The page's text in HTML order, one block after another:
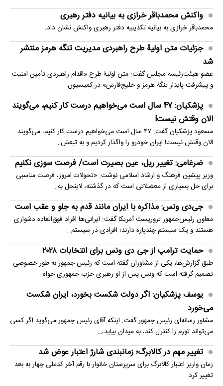
واکنش محمدباقر خرازی به بیانیه دفتر رهبری
محمدباقر خرازی به بیانیه تکذیبیه دفتر رهبری واکنش نشان داد.
جزئیات متن اولیۀ طرح راهبردی مدیریت تنگه هرمز منتشر
شد
عضو هیئت‌رئیسه مجلس گفت: متن اولیۀ طرح «اقدام راهبردی تأمین امنیت
و پیشرفت پایدار تنگۀ هرمز و خلیج‌فارس» در کمیسیون…
پزشکیان: ۴۷ سال است می‌خواهیم درست کار کنیم، می‌گویند
الان وقتش نیست!
مسعود پزشکیان گفت: ۴۷ سال است می‌خواهیم درست کار کنیم، می‌گویند
الان وقتش نیست! ایران خودرو را واگذار کردیم و به تبعش…
ضرغامی: تغییر ریل، عین بصیرت است/ فرصت سوزی نکنیم
وزیر پیشین فرهنگ و ارشاد اسلامی نوشت: «تحولات امروز، فرصت مناسبی
برای حل بسیاری از معضلاتی‌ است که در گذشته، لاینحل به…
جی‌دی ونس: مذاکره با ایران مانند قدم به جلو و عقب است
معاون رئیس‌جمهور تروریست آمریکا گفت: ایرانی‌ها افراد فوق‌العاده دشواری
هستند و یک سیستم چندپاره دارند؛ افرادی در سیستم…
حمایت ترامپ از جی دی ونس برای انتخابات ۲۰۲۸
طبق گزارش‌ها، یکی از مشاوران گفته است که رئیس جمهور به طور خصوصی
تصمیم گرفته است که ونس پس از او رهبری حزب جمهوری خواه…
یوسف پزشکیان: اگر دولت شکست بخورد، ایران شکست
می‌خورد
مشاور رسانه‌ای رئیس جمهور گفت: اینکه آقای رئیس جمهور می‌گوید اگر کسی
می‌تواند تورم را کنترل کند، به میدان بیاید،…
تغییر مهم در کالابرگ؛ زمانبندی‌ شارژ اعتبار عوض شد
زمان واریز اعتبار کالابرگ برای سرپرستان خانوار با رقم آخر کدملی چهار به بعد
تغییر کرد